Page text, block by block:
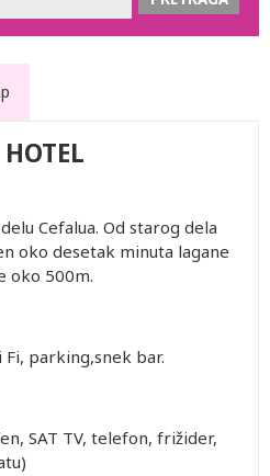
Cefalua. Od starog dela
oko desetak minuta lagane
oko 500m.
parking,snek bar.
SAT TV, telefon, frižider,